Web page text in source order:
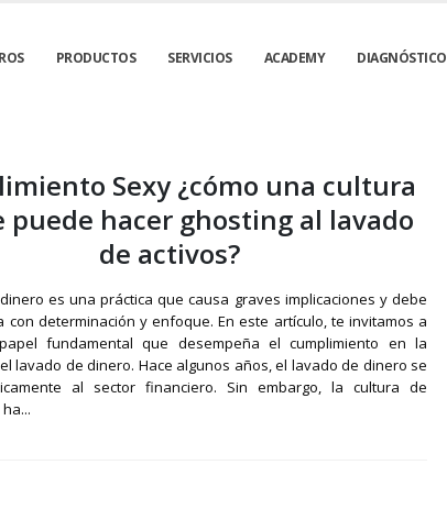
PRODUCTOS SERVICIOS ACADEMY DIAGNÓSTICO
Sexy ¿cómo una cultura
hacer ghosting al lavado
de activos?
es una práctica que causa graves implicaciones y debe
con determinación y enfoque. En este artículo, te invitamos a
fundamental que desempeña el cumplimiento en la
lavado de dinero. Hace algunos años, el lavado de dinero se
al sector financiero. Sin embargo, la cultura de